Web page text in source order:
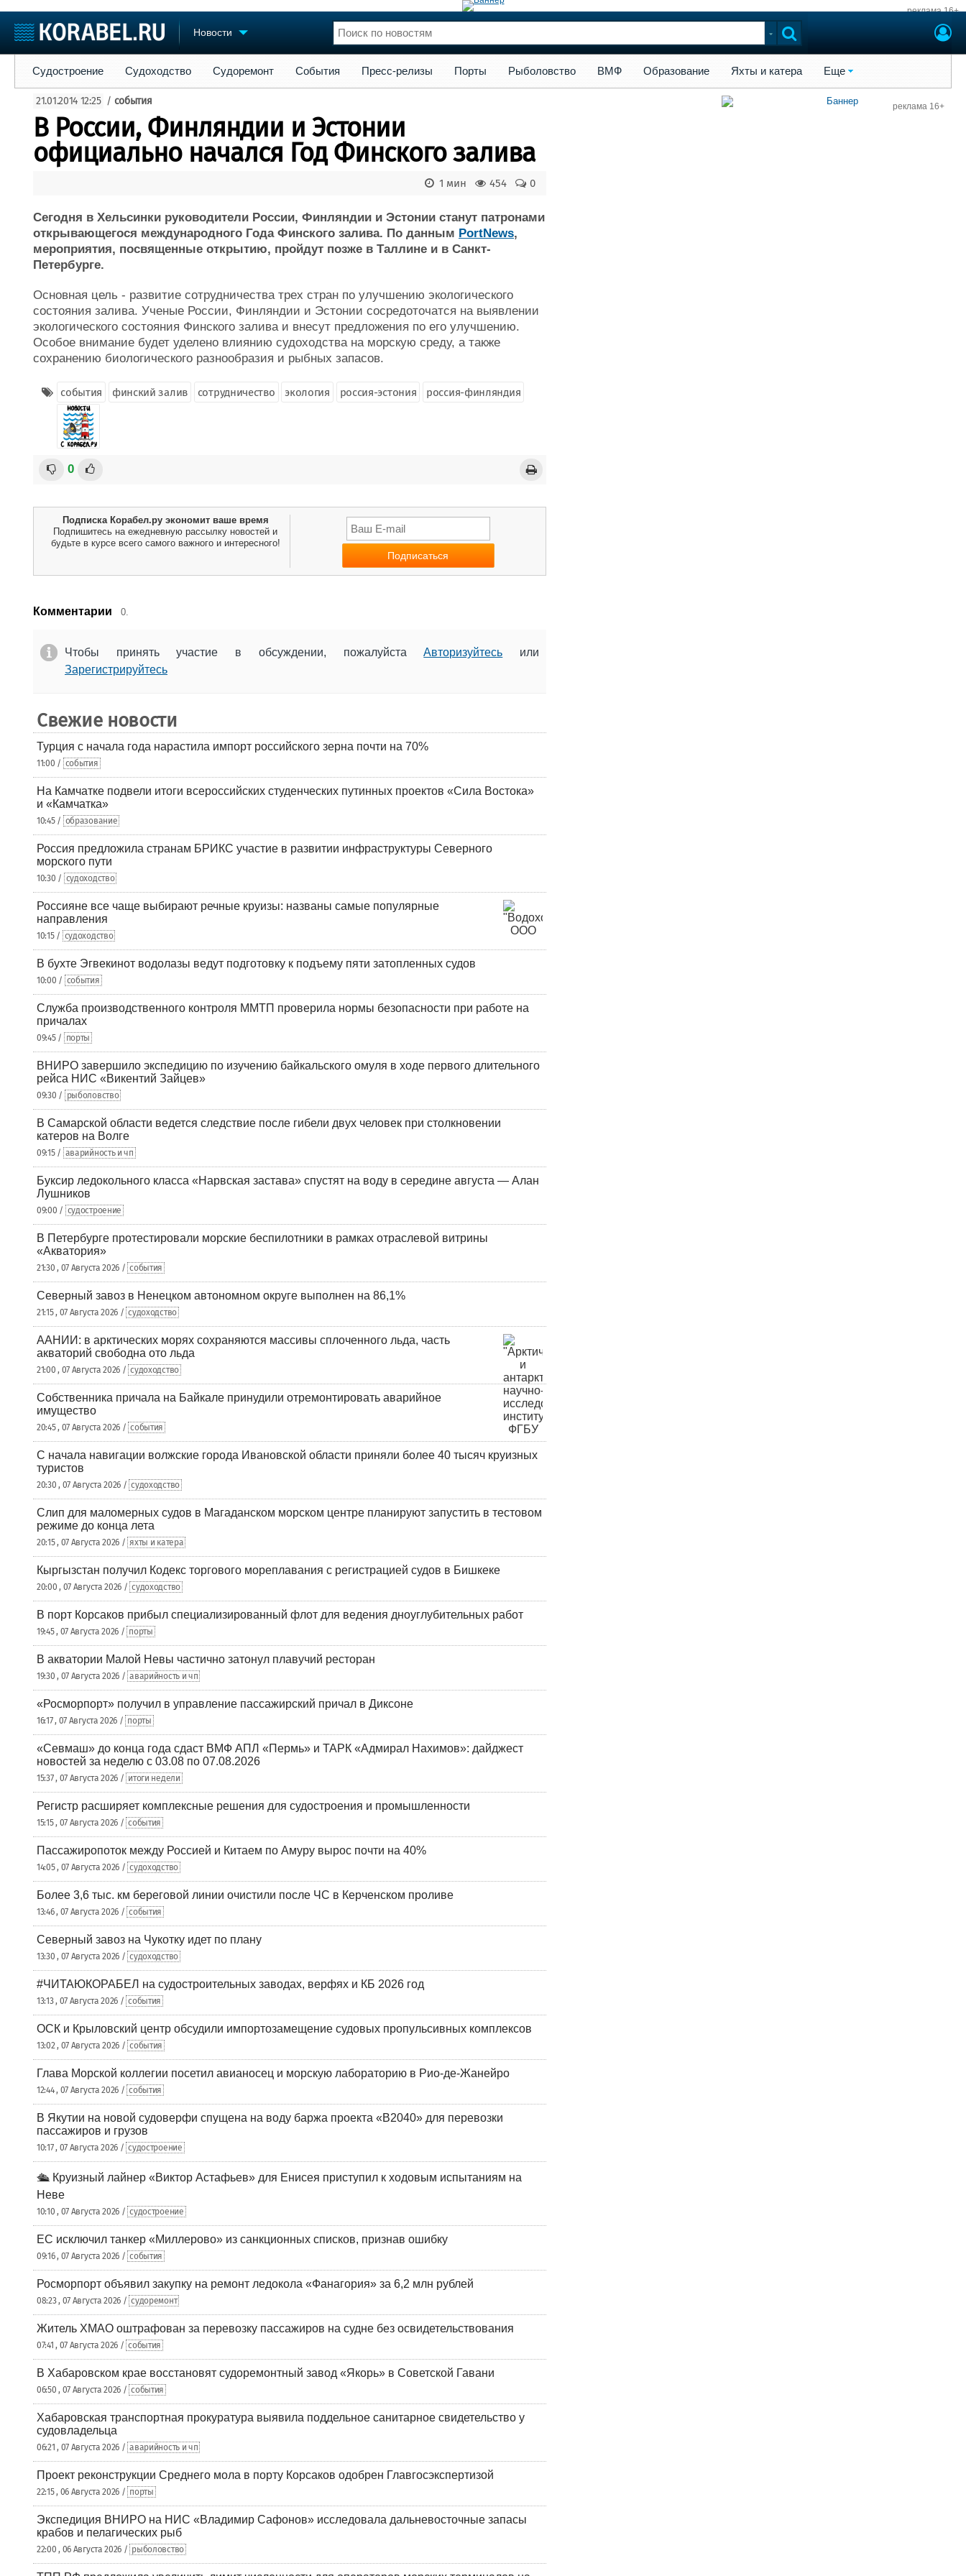
реклама 16+
Новости
Судостроение
Пульс
Новости
Компании
Репутация
Журнал
Реклама
Торговая площадка
Доска объявлений
Продажа флота
Оборудование
Изделия
Конференции
Личности
Словарь
Флот
Все службы
Судостроение Судоходство Судоремонт События Пресс-релизы Порты Рыболовство ВМФ Образование Яхты и катера Еще
21.01.2014 12:25 / события
В России, Финляндии и Эстонии
официально начался Год Финского залива
0
454
1 мин
Сегодня в Хельсинки руководители России, Финляндии и Эстонии станут патронами
открывающегося международного Года Финского залива. По данным PortNews,
мероприятия, посвященные открытию, пройдут позже в Таллине и в Санкт-
Петербурге.
Основная цель - развитие сотрудничества трех стран по улучшению экологического
состояния залива. Ученые России, Финляндии и Эстонии сосредоточатся на выявлении
экологического состояния Финского залива и внесут предложения по его улучшению.
Особое внимание будет уделено влиянию судоходства на морскую среду, а также
сохранению биологического разнообразия и рыбных запасов.
события финский залив сотрудничество экология россия-эстония россия-финляндия
0
Подписка Корабел.ру экономит ваше время
Подпишитесь на ежедневную рассылку новостей и
будьте в курсе всего самого важного и интересного!
Комментарии 0.
Чтобы принять участие в обсуждении, пожалуйстаАвторизуйтесь или
Зарегистрируйтесь
Свежие новости
Турция с начала года нарастила импорт российского зерна почти на 70%
11:00 / события
На Камчатке подвели итоги всероссийских студенческих путинных проектов «Сила Востока»
и «Камчатка»
10:45 / образование
Россия предложила странам БРИКС участие в развитии инфраструктуры Северного
морского пути
10:30 / судоходство
Россияне все чаще выбирают речные круизы: названы самые популярные
направления
10:15 / судоходство
В бухте Эгвекинот водолазы ведут подготовку к подъему пяти затопленных судов
10:00 / события
Служба производственного контроля ММТП проверила нормы безопасности при работе на
причалах
09:45 / порты
ВНИРО завершило экспедицию по изучению байкальского омуля в ходе первого длительного
рейса НИС «Викентий Зайцев»
09:30 / рыболовство
В Самарской области ведется следствие после гибели двух человек при столкновении
катеров на Волге
09:15 / аварийность и чп
Буксир ледокольного класса «Нарвская застава» спустят на воду в середине августа — Алан
Лушников
09:00 / судостроение
В Петербурге протестировали морские беспилотники в рамках отраслевой витрины
«Акватория»
21:30 , 07 Августа 2026 / события
Северный завоз в Ненецком автономном округе выполнен на 86,1%
21:15 , 07 Августа 2026 / судоходство
ААНИИ: в арктических морях сохраняются массивы сплоченного льда, часть
акваторий свободна ото льда
21:00 , 07 Августа 2026 / судоходство
Собственника причала на Байкале принудили отремонтировать аварийное
имущество
20:45 , 07 Августа 2026 / события
С начала навигации волжские города Ивановской области приняли более 40 тысяч круизных
туристов
20:30 , 07 Августа 2026 / судоходство
Слип для маломерных судов в Магаданском морском центре планируют запустить в тестовом
режиме до конца лета
20:15 , 07 Августа 2026 / яхты и катера
Кыргызстан получил Кодекс торгового мореплавания с регистрацией судов в Бишкеке
20:00 , 07 Августа 2026 / судоходство
В порт Корсаков прибыл специализированный флот для ведения дноуглубительных работ
19:45 , 07 Августа 2026 / порты
В акватории Малой Невы частично затонул плавучий ресторан
19:30 , 07 Августа 2026 / аварийность и чп
«Росморпорт» получил в управление пассажирский причал в Диксоне
16:17 , 07 Августа 2026 / порты
«Севмаш» до конца года сдаст ВМФ АПЛ «Пермь» и ТАРК «Адмирал Нахимов»: дайджест
новостей за неделю с 03.08 по 07.08.2026
15:37 , 07 Августа 2026 / итоги недели
Регистр расширяет комплексные решения для судостроения и промышленности
15:15 , 07 Августа 2026 / события
Пассажиропоток между Россией и Китаем по Амуру вырос почти на 40%
14:05 , 07 Августа 2026 / судоходство
Более 3,6 тыс. км береговой линии очистили после ЧС в Керченском проливе
13:46 , 07 Августа 2026 / события
Северный завоз на Чукотку идет по плану
13:30 , 07 Августа 2026 / судоходство
#ЧИТАЮКОРАБЕЛ на судостроительных заводах, верфях и КБ 2026 год
13:13 , 07 Августа 2026 / события
ОСК и Крыловский центр обсудили импортозамещение судовых пропульсивных комплексов
13:02 , 07 Августа 2026 / события
Глава Морской коллегии посетил авианосец и морскую лабораторию в Рио-де-Жанейро
12:44 , 07 Августа 2026 / события
В Якутии на новой судоверфи спущена на воду баржа проекта «В2040» для перевозки
пассажиров и грузов
10:17 , 07 Августа 2026 / судостроение
🛳️ Круизный лайнер «Виктор Астафьев» для Енисея приступил к ходовым испытаниям на
Неве
10:10 , 07 Августа 2026 / судостроение
ЕС исключил танкер «Миллерово» из санкционных списков, признав ошибку
09:16 , 07 Августа 2026 / события
Росморпорт объявил закупку на ремонт ледокола «Фанагория» за 6,2 млн рублей
08:23 , 07 Августа 2026 / судоремонт
Житель ХМАО оштрафован за перевозку пассажиров на судне без освидетельствования
07:41 , 07 Августа 2026 / события
В Хабаровском крае восстановят судоремонтный завод «Якорь» в Советской Гавани
06:50 , 07 Августа 2026 / события
Хабаровская транспортная прокуратура выявила поддельное санитарное свидетельство у
судовладельца
06:21 , 07 Августа 2026 / аварийность и чп
Проект реконструкции Среднего мола в порту Корсаков одобрен Главгосэкспертизой
22:15 , 06 Августа 2026 / порты
Экспедиция ВНИРО на НИС «Владимир Сафонов» исследовала дальневосточные запасы
крабов и пелагических рыб
22:00 , 06 Августа 2026 / рыболовство
реклама 16+